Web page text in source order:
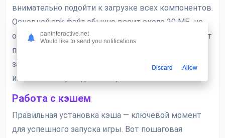
внимательно подойти к загрузке всех компонентов.
Основной apk файл обычно весит около 20 МБ, но
основной объем занимает кэш — его размер может
превышать 500 МБ. Я рекомендую проводить
загрузку через проверенные источники, чтобы
избежать поврежденных архивов.
Работа с кэшем
Правильная установка кэша — ключевой момент
для успешного запуска игры. Вот пошаговая
paninteractive.net
Would like to send you notifications
Discard Allow